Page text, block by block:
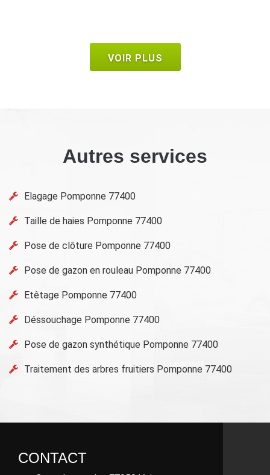
VOIR PLUS
Autres services
Elagage Pomponne 77400
Taille de haies Pomponne 77400
Pose de clôture Pomponne 77400
Pose de gazon en rouleau Pomponne 77400
Etêtage Pomponne 77400
Déssouchage Pomponne 77400
Pose de gazon synthétique Pomponne 77400
Traitement des arbres fruitiers Pomponne 77400
CONTACT